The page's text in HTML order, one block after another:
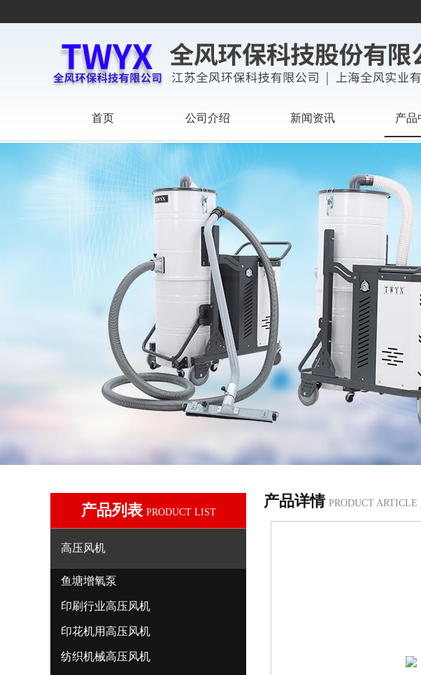
首页 公司介绍 新闻资讯 产品
产品列表 PRODUCT LIST
高压风机
鱼塘增氧泵
印刷行业高压风机
印花机用高压风机
纺织机械高压风机
产品详情 PRODUCT ARTICLE